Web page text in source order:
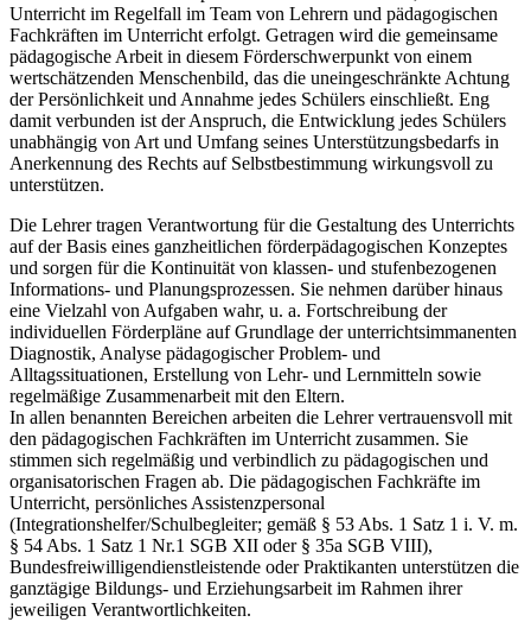
Unterricht im Regelfall im Team von Lehrern und pädagogischen
Fachkräften im Unterricht erfolgt. Getragen wird die gemeinsame
pädagogische Arbeit in diesem Förderschwerpunkt von einem
wertschätzenden Menschenbild, das die uneingeschränkte Achtung
der Persönlichkeit und Annahme jedes Schülers einschließt. Eng
damit verbunden ist der Anspruch, die Entwicklung jedes Schülers
unabhängig von Art und Umfang seines Unterstützungsbedarfs in
Anerkennung des Rechts auf Selbstbestimmung wirkungsvoll zu
unterstützen.
Die Lehrer tragen Verantwortung für die Gestaltung des Unterrichts
auf der Basis eines ganzheitlichen förderpädagogischen Konzeptes
und sorgen für die Kontinuität von klassen- und stufenbezogenen
Informations- und Planungsprozessen. Sie nehmen darüber hinaus
eine Vielzahl von Aufgaben wahr, u. a. Fortschreibung der
individuellen Förderpläne auf Grundlage der unterrichtsimmanenten
Diagnostik, Analyse pädagogischer Problem- und
Alltagssituationen, Erstellung von Lehr- und Lernmitteln sowie
regelmäßige Zusammenarbeit mit den Eltern.
In allen benannten Bereichen arbeiten die Lehrer vertrauensvoll mit
den pädagogischen Fachkräften im Unterricht zusammen. Sie
stimmen sich regelmäßig und verbindlich zu pädagogischen und
organisatorischen Fragen ab. Die pädagogischen Fachkräfte im
Unterricht, persönliches Assistenzpersonal
(Integrationshelfer/Schulbegleiter; gemäß § 53 Abs. 1 Satz 1 i. V. m.
§ 54 Abs. 1 Satz 1 Nr.1 SGB XII oder § 35a SGB VIII),
Bundesfreiwilligendienstleistende oder Praktikanten unterstützen die
ganztägige Bildungs- und Erziehungsarbeit im Rahmen ihrer
jeweiligen Verantwortlichkeiten.